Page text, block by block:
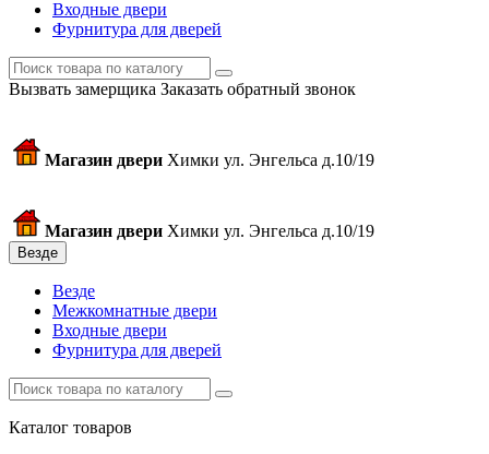
Входные двери
Фурнитура для дверей
Вызвать замерщика Заказать обратный звонок
Магазин двери Химки ул. Энгельса д.10/19
Магазин двери Химки ул. Энгельса д.10/19
Везде
Везде
Межкомнатные двери
Входные двери
Фурнитура для дверей
Каталог товаров